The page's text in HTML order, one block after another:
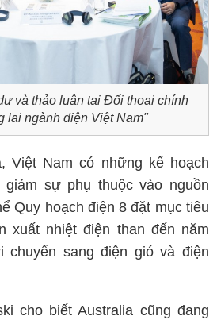
và thảo luận tại Đối thoại chính
lai ngành điện Việt Nam"
Việt Nam có những kế hoạch
sự phụ thuộc vào nguồn
Quy hoạch điện 8 đặt mục tiêu
xuất nhiệt điện than đến năm
chuyển sang điện gió và điện
cho biết Australia cũng đang